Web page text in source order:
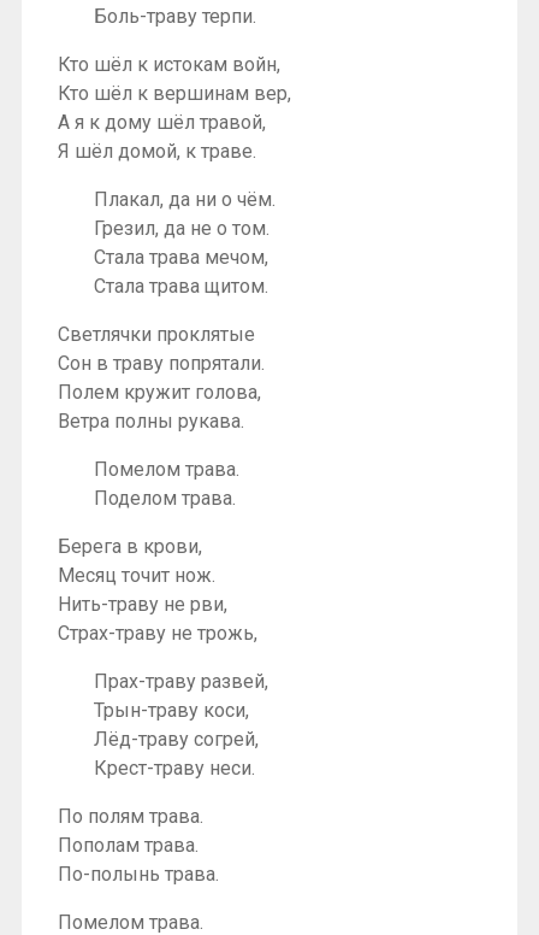
Боль-траву терпи.
Кто шёл к истокам войн,
Кто шёл к вершинам вер,
А я к дому шёл травой,
Я шёл домой, к траве.
Плакал, да ни о чём.
Грезил, да не о том.
Стала трава мечом,
Стала трава щитом.
Светлячки проклятые
Сон в траву попрятали.
Полем кружит голова,
Ветра полны рукава.
Помелом трава.
Поделом трава.
Берега в крови,
Месяц точит нож.
Нить-траву не рви,
Страх-траву не трожь,
Прах-траву развей,
Трын-траву коси,
Лёд-траву согрей,
Крест-траву неси.
По полям трава.
Пополам трава.
По-полынь трава.
Помелом трава.